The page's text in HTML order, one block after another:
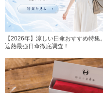
【2026年】涼しい日傘おすすめ特集。
遮熱最強日傘徹底調査！